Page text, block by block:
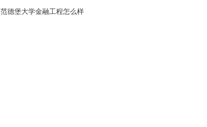
范德堡大学金融工程怎么样